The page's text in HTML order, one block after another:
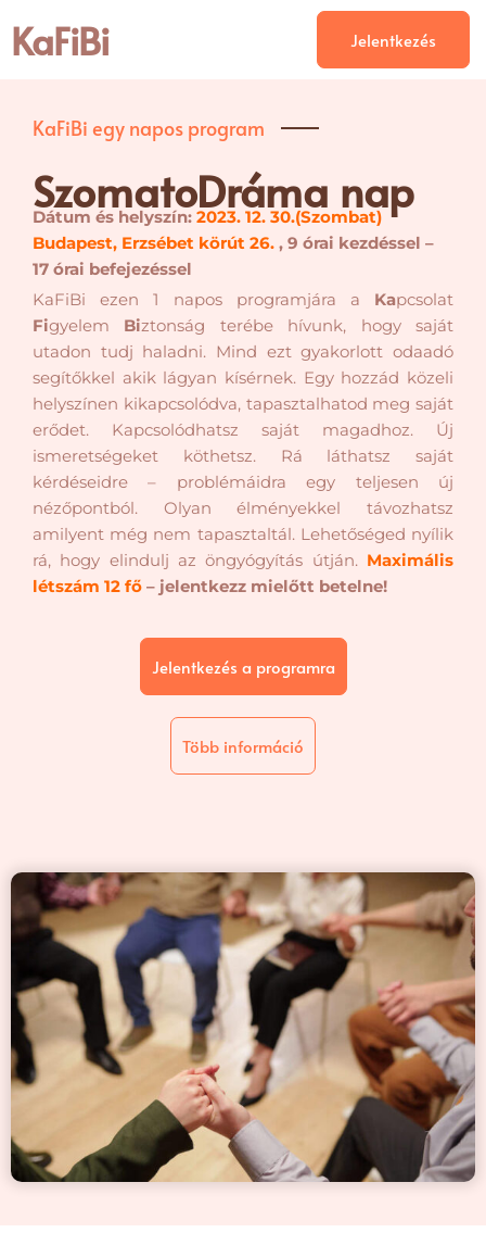
KaFiBi Jelentkezés
KaFiBi egy napos program
SzomatoDráma nap
Dátum és helyszín: 2023. 12. 30.(Szombat)
Budapest, Erzsébet körút 26. , 9 órai kezdéssel –
17 órai befejezéssel
KaFiBi ezen 1 napos programjára a Kapcsolat
Figyelem Biztonság terébe hívunk, hogy saját
utadon tudj haladni. Mind ezt gyakorlott odaadó
segítőkkel akik lágyan kísérnek. Egy hozzád közeli
helyszínen kikapcsolódva, tapasztalhatod meg saját
erődet. Kapcsolódhatsz saját magadhoz. Új
ismeretségeket köthetsz. Rá láthatsz saját
kérdéseidre – problémáidra egy teljesen új
nézőpontból. Olyan élményekkel távozhatsz
amilyent még nem tapasztaltál. Lehetőséged nyílik
rá, hogy elindulj az öngyógyítás útján. Maximális
létszám 12 fő – jelentkezz mielőtt betelne!
Jelentkezés a programra
Több információ